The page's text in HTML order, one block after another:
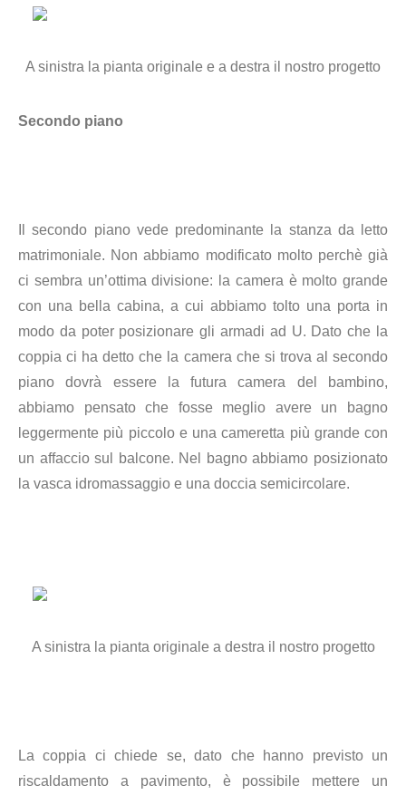
A sinistra la pianta originale e a destra il nostro progetto
Secondo piano
Il secondo piano vede predominante la stanza da letto
matrimoniale. Non abbiamo modificato molto perchè già
ci sembra un’ottima divisione: la camera è molto grande
con una bella cabina, a cui abbiamo tolto una porta in
modo da poter posizionare gli armadi ad U. Dato che la
coppia ci ha detto che la camera che si trova al secondo
piano dovrà essere la futura camera del bambino,
abbiamo pensato che fosse meglio avere un bagno
leggermente più piccolo e una cameretta più grande con
un affaccio sul balcone. Nel bagno abbiamo posizionato
la vasca idromassaggio e una doccia semicircolare.
A sinistra la pianta originale a destra il nostro progetto
La coppia ci chiede se, dato che hanno previsto un
riscaldamento a pavimento, è possibile mettere un